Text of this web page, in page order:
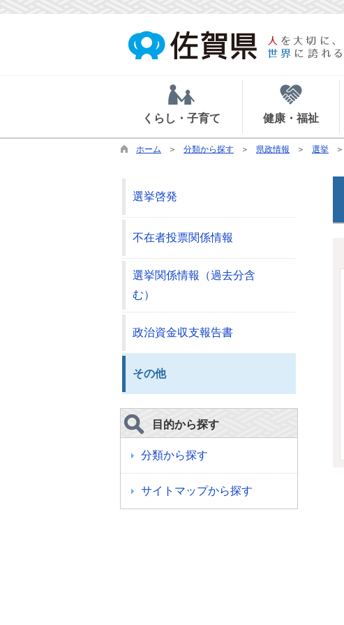
くらし・子育て 健康・福祉
ホーム 分類から探す 県政情報 選挙
選挙啓発
不在者投票関係情報
選挙関係情報（過去分含
む）
政治資金収支報告書
その他
目的から探す
分類から探す
サイトマップから探す